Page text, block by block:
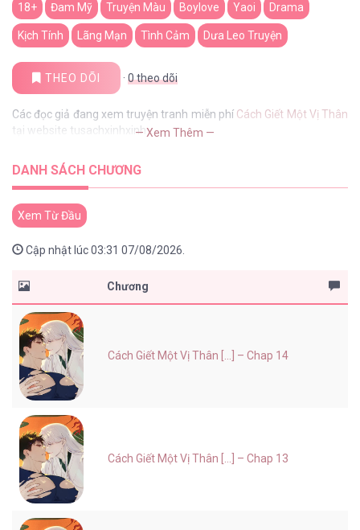
18+ Đam Mỹ Truyện Màu Boylove Yaoi Drama
Kịch Tính Lãng Mạn Tình Cảm Dưa Leo Truyện
THEO DÕI · 0theo dõi
Các đọc giả đang xem truyện tranh miễn phí Cách Giết Một Vị Thân
tại website tusachxinhxinh— Xem Thêm —
DANH SÁCH CHƯƠNG
Xem Từ Đầu
Cập nhật lúc 03:31 07/08/2026.
Chương
Cách Giết Một Vị Thân [...] – Chap 14
Cách Giết Một Vị Thân [...] – Chap 13